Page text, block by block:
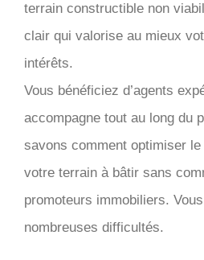
terrain constructible non
clair qui valorise au mieux
intérêts.
Vous bénéficiez d’agents
accompagne tout au long du
savons comment optimiser
votre terrain à bâtir sans
promoteurs immobiliers.
nombreuses difficultés.